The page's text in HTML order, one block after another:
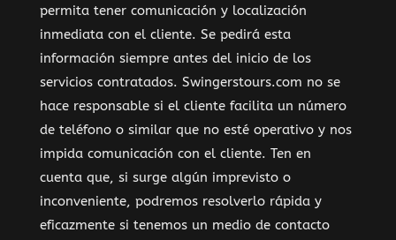
permita tener comunicación y localización
inmediata con el cliente. Se pedirá esta
información siempre antes del inicio de los
servicios contratados. Swingerstours.com no se
hace responsable si el cliente facilita un número
de teléfono o similar que no esté operativo y nos
impida comunicación con el cliente. Ten en
cuenta que, si surge algún imprevisto o
inconveniente, podremos resolverlo rápida y
eficazmente si tenemos un medio de contacto